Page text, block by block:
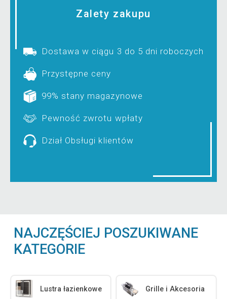
Zalety zakupu
Dostawa w ciągu 3 do 5 dni roboczych
Przystępne ceny
99% stany magazynowe
Pewność zwrotu wpłaty
Dział Obsługi klientów
NAJCZĘŚCIEJ POSZUKIWANE
KATEGORIE
Lustra łazienkowe Grille i Akcesoria